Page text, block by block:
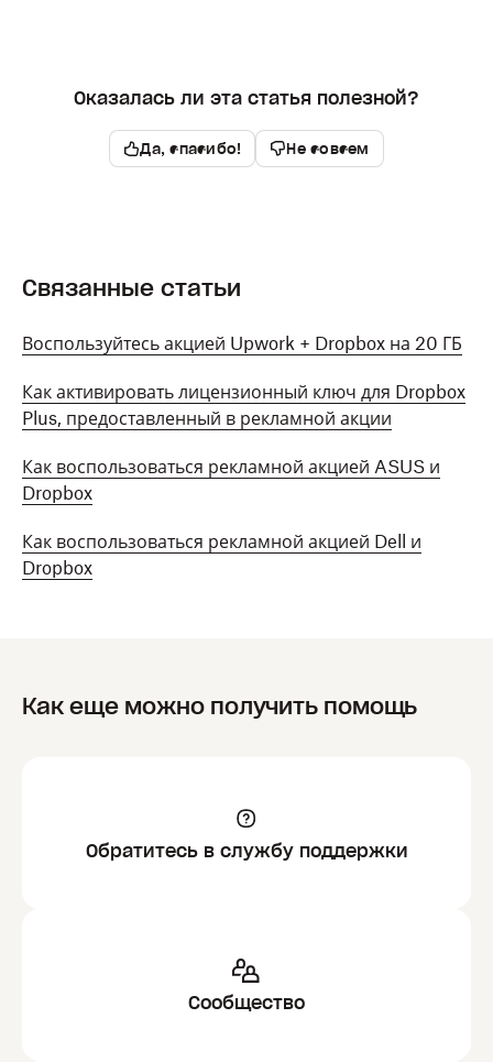
Оказалась ли эта статья полезной?
Да, спасибо! Не совсем
Связанные статьи
Воспользуйтесь акцией Upwork + Dropbox на 20 ГБ
Как активировать лицензионный ключ для Dropbox
Plus, предоставленный в рекламной акции
Как воспользоваться рекламной акцией ASUS и
Dropbox
Как воспользоваться рекламной акцией Dell и
Dropbox
Как еще можно получить помощь
Обратитесь в службу поддержки
Сообщество